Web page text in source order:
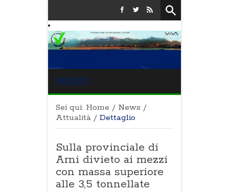
MENU
Sei qui: Home / News /
Attualità / Dettaglio
Sulla provinciale di
Arni divieto ai mezzi
con massa superiore
alle 3,5 tonnellate